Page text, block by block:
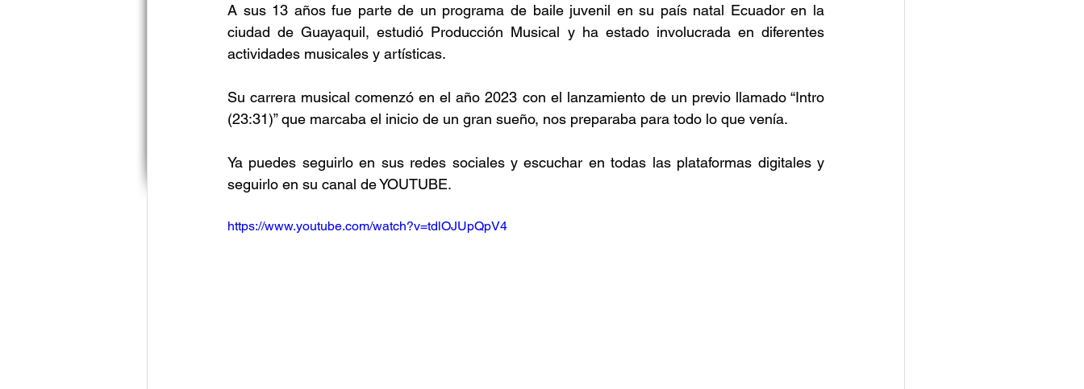
A sus 13 años fue parte de un programa de baile juvenil en su país natal Ecuador en la
ciudad de Guayaquil, estudió Producción Musical y ha estado involucrada en diferentes
actividades musicales y artísticas.
Su carrera musical comenzó en el año 2023 con el lanzamiento de un previo llamado “Intro
(23:31)” que marcaba el inicio de un gran sueño, nos preparaba para todo lo que venía.
Ya puedes seguirlo en sus redes sociales y escuchar en todas las plataformas digitales y
seguirlo en su canal de YOUTUBE.
https://www.youtube.com/watch?v=tdlOJUpQpV4